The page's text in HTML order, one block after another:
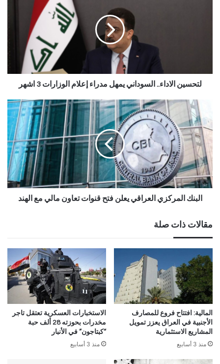
لتحسين الاداء.. السوداني يمهل مدراء إعلام الوزارات 3 اشهر
البنك المركزي العراقي يعلن فتح قنوات تعاون مالي مع الهند
مقالات ذات صلة
المالية: افتتاح فروع للمصارف
الأجنبية في العراق يعزز تمويل
المشاريع الاستثمارية
منذ 3 أسابيع
الاستخبارات العسكرية تعتقل تاجر
مخدرات بحوزته 28 ألف حبة
“كبتاجون” في الأنبار
منذ 3 أسابيع